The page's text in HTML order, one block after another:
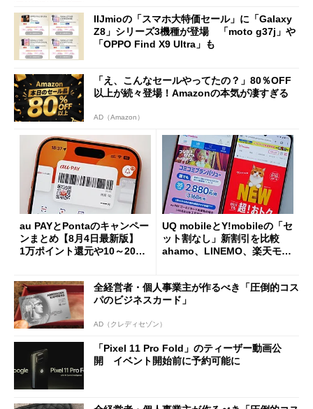
IIJmioの「スマホ大特価セール」に「Galaxy
Z8」シリーズ3機種が登場 「moto g37j」や
「OPPO Find X9 Ultra」も
「え、こんなセールやってたの？」80％OFF
以上が続々登場！Amazonの本気が凄すぎる
AD（Amazon）
au PAYとPontaのキャンペー
ンまとめ【8月4日最新版】
1万ポイント還元や10～20％
UQ mobileとY!mobileの「セ
ット割なし」新割引を比較
ahamo、LINEMO、楽天モバ
全経営者・個人事業主が作るべき「圧倒的コス
パのビジネスカード」
AD（クレディセゾン）
「Pixel 11 Pro Fold」のティーザー動画公
開 イベント開始前に予約可能に